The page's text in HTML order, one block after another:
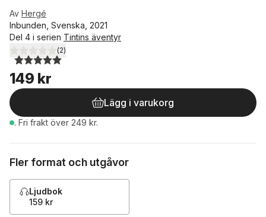
Av Hergé
Inbunden, Svenska, 2021
Del 4 i serien Tintins äventyr
5,0utav 5 stjärnor. Totalt antal röster:
(2)
149 kr
Lägg i varukorg
. Fri frakt över 249 kr.
Fler format och utgåvor
Ljudbok
159 kr